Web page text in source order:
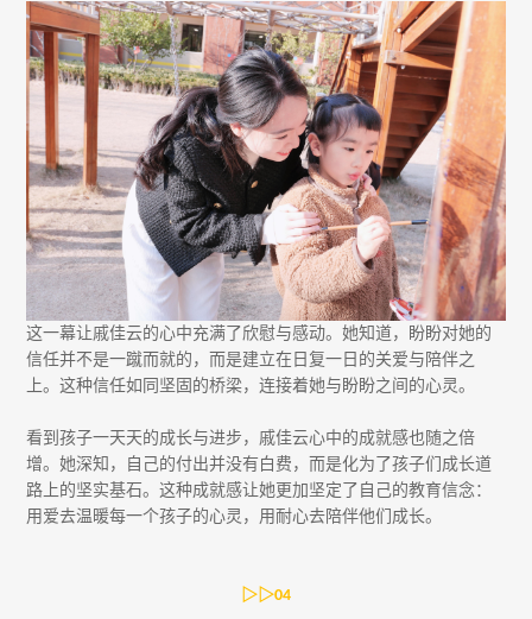
这一幕让戚佳云的心中充满了欣慰与感动。她知道，盼盼对她的
信任并不是一蹴而就的，而是建立在日复一日的关爱与陪伴之
上。这种信任如同坚固的桥梁，连接着她与盼盼之间的心灵。
看到孩子一天天的成长与进步，戚佳云心中的成就感也随之倍
增。她深知，自己的付出并没有白费，而是化为了孩子们成长道
路上的坚实基石。这种成就感让她更加坚定了自己的教育信念：
用爱去温暖每一个孩子的心灵，用耐心去陪伴他们成长。
▷▷04